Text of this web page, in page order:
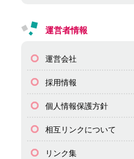
運営者情報
運営会社
採用情報
個人情報保護方針
相互リンクについて
リンク集